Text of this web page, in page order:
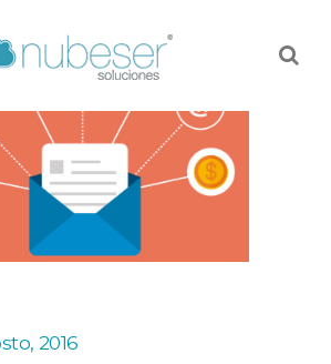
2016